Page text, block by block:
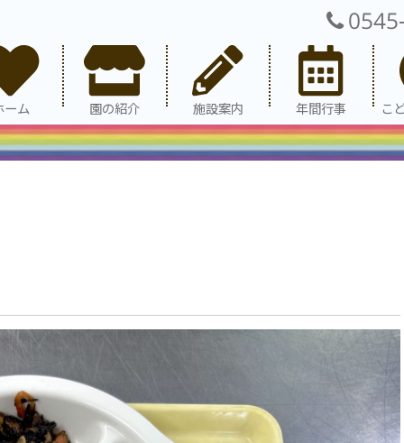
ーム 園の紹介 施設案内 年間行事 こ